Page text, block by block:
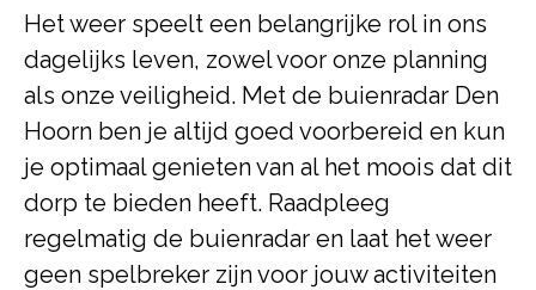
Het weer speelt een belangrijke rol in ons
dagelijks leven, zowel voor onze planning
als onze veiligheid. Met de buienradar Den
Hoorn ben je altijd goed voorbereid en kun
je optimaal genieten van al het moois dat dit
dorp te bieden heeft. Raadpleeg
regelmatig de buienradar en laat het weer
geen spelbreker zijn voor jouw activiteiten